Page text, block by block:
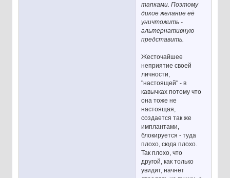
тапками. Поэтому
дикое желание её
уничтожить -
альтернативную
представить.
Жесточайшее
неприятие своей
личности,
"настоящей" - в
кавычках потому что
она тоже не
настоящая,
создается так же
имплантами,
блокируется - туда
плохо, сюда плохо.
Так плохо, что
другой, как только
увидит, начнёт